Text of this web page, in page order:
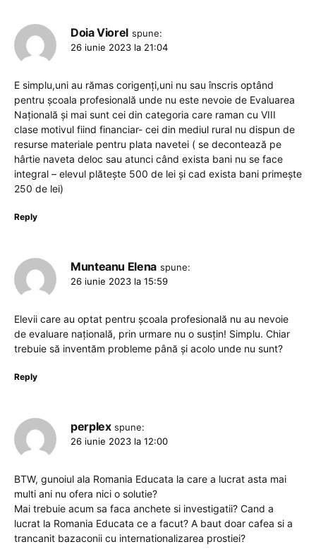
Doia Viorel spune:
26 iunie 2023 la 21:04
E simplu,uni au rămas corigenți,uni nu sau înscris optând
pentru școala profesională unde nu este nevoie de Evaluarea
Națională și mai sunt cei din categoria care raman cu VIII
clase motivul fiind financiar- cei din mediul rural nu dispun de
resurse materiale pentru plata navetei ( se decontează pe
hârtie naveta deloc sau atunci când exista bani nu se face
integral – elevul plătește 500 de lei și cad exista bani primește
250 de lei)
Reply
Munteanu Elena spune:
26 iunie 2023 la 15:59
Elevii care au optat pentru școala profesională nu au nevoie
de evaluare națională, prin urmare nu o susțin! Simplu. Chiar
trebuie să inventăm probleme până și acolo unde nu sunt?
Reply
perplex spune:
26 iunie 2023 la 12:00
BTW, gunoiul ala Romania Educata la care a lucrat asta mai
multi ani nu ofera nici o solutie?
Mai trebuie acum sa faca anchete si investigatii? Cand a
lucrat la Romania Educata ce a facut? A baut doar cafea si a
trancanit bazaconii cu internationalizarea prostiei?